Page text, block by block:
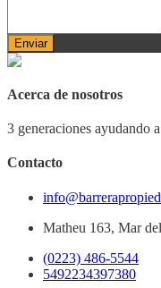
Enviar
Acerca de nosotros
3 generaciones ayudando
Contacto
Matheu 163, Mar
(0223) 486-5544
5492234397380